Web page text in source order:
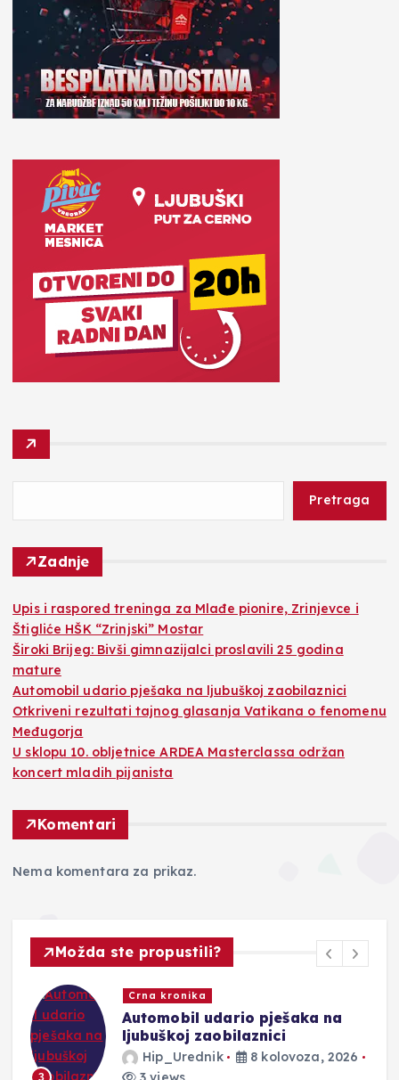
Pretraga
Zadnje
​Upis i raspored treninga za Mlađe pionire, Zrinjevce i
Štigliće HŠK “Zrinjski” Mostar
Široki Brijeg: Bivši gimnazijalci proslavili 25 godina
mature
Automobil udario pješaka na ljubuškoj zaobilaznici
Otkriveni rezultati tajnog glasanja Vatikana o fenomenu
Međugorja
U sklopu 10. obljetnice ARDEA Masterclassa održan
koncert mladih pijanista
Komentari
Nema komentara za prikaz.
Možda ste propustili?
3
Crna kronika
Automobil udario pješaka na
ljubuškoj zaobilaznici
Hip_Urednik
8 kolovoza, 2026